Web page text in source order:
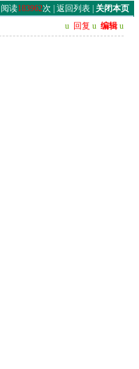
阅读183962次 | 返回列表| 关闭本页
u 回复 u 编辑 u